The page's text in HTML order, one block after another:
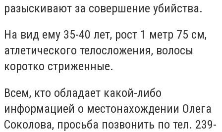
разыскивают за совершение убийства.
На вид ему 35-40 лет, рост 1 метр 75 см,
атлетического телосложения, волосы
коротко стриженные.
Всем, кто обладает какой-либо
информацией о местонахождении Олега
Соколова, просьба позвонить по тел. 239-